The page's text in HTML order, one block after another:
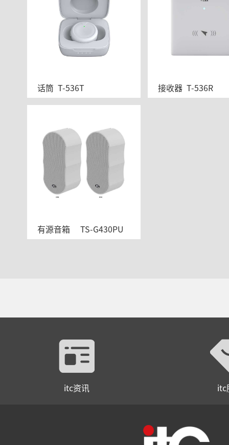
话筒  T-536T 接收器  T-536R
有源音箱     TS-G430PU
itc资讯 itc